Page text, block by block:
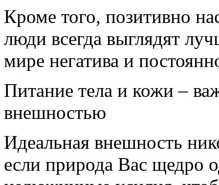
Кроме того, позитивно
люди всегда выглядят
мире негатива и
Питание тела и кожи –
внешностью
Идеальная внешность
если природа Вас щедро